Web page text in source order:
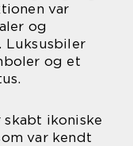
var
og
Luksusbiler
og et
ikoniske
var kendt